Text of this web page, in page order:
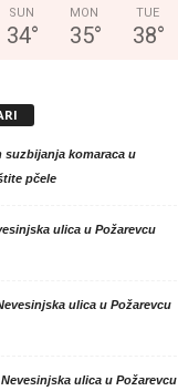
SUN
34°
MON
35°
TUE
38°
suzbijanja komaraca u
pčele
ulica u Požarevcu
ulica u Požarevcu
ulica u Požarevcu